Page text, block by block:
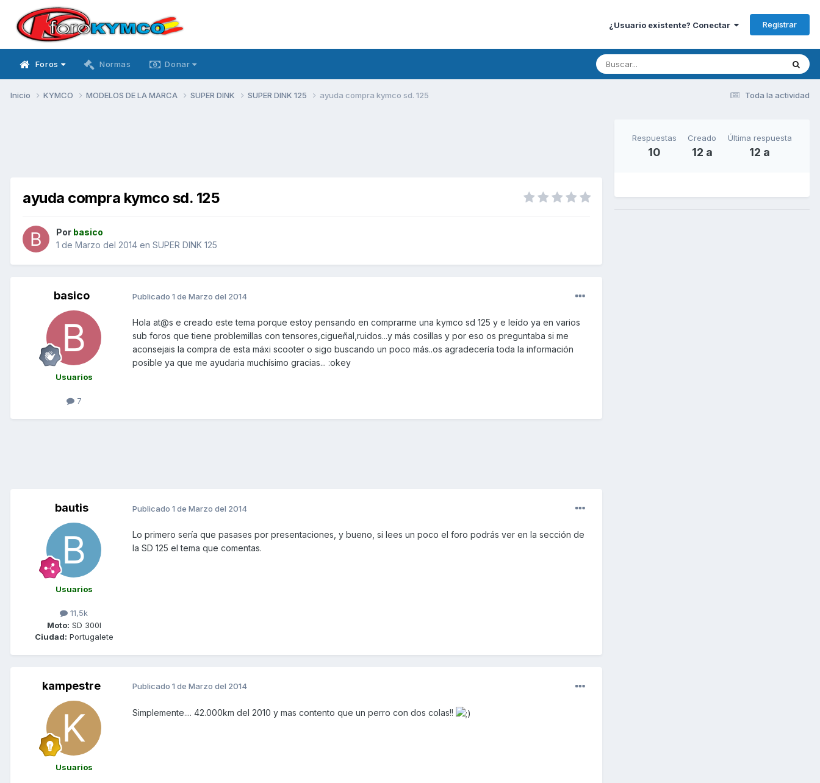
¿Usuario existente? Conectar Registrar
Foros Normas Donar
Toda la actividad
Inicio KYMCO MODELOS DE LA MARCA SUPER DINK SUPER DINK 125 ayuda compra kymco sd. 125
ayuda compra kymco sd. 125
Por basico
1 de Marzo del 2014 en SUPER DINK 125
basico
Usuarios
7
Publicado 1 de Marzo del 2014
Hola at@s e creado este tema porque estoy pensando en comprarme una kymco sd 125 y e leído ya en varios
sub foros que tiene problemillas con tensores,cigueñal,ruidos...y más cosillas y por eso os preguntaba si me
aconsejais la compra de esta máxi scooter o sigo buscando un poco más..os agradecería toda la información
posible ya que me ayudaria muchísimo gracias... :okey
bautis
Usuarios
11,5k
Moto: SD 300I
Ciudad: Portugalete
Publicado 1 de Marzo del 2014
Lo primero sería que pasases por presentaciones, y bueno, si lees un poco el foro podrás ver en la sección de
la SD 125 el tema que comentas.
kampestre
Usuarios
Publicado 1 de Marzo del 2014
Simplemente.... 42.000km del 2010 y mas contento que un perro con dos colas!!
Respuestas
10
Creado
12 a
Última respuesta
12 a